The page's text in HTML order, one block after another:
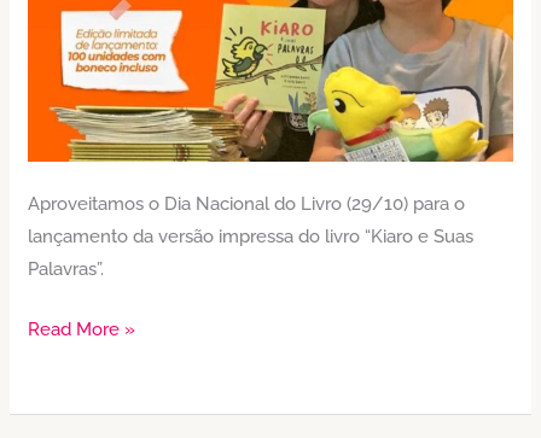
Aproveitamos o Dia Nacional do Livro (29/10) para o
lançamento da versão impressa do livro “Kiaro e Suas
Palavras”.
Comunicação
Alternativa
Read More »